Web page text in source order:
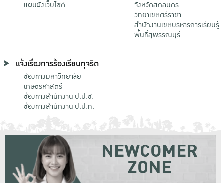
แผนผังเว็บไซต์
จังหวัดสกลนคร
วิทยาเขตศรีราชา
สำนักงานเขตบริหารการเรียนรู้
พื้นที่สุพรรณบุรี
แจ้งเรื่องการร้องเรียนทุจริต
ช่องทางมหาวิทยาลัย
เกษตรศาสตร์
ช่องทางสำนักงาน ป.ป.ช.
ช่องทางสำนักงาน ป.ป.ท.
NEWCOMER
ZONE